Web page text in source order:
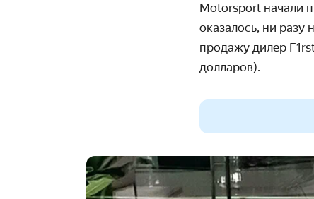
Motorsport начали
оказалось, ни
продажу дилер
долларов).